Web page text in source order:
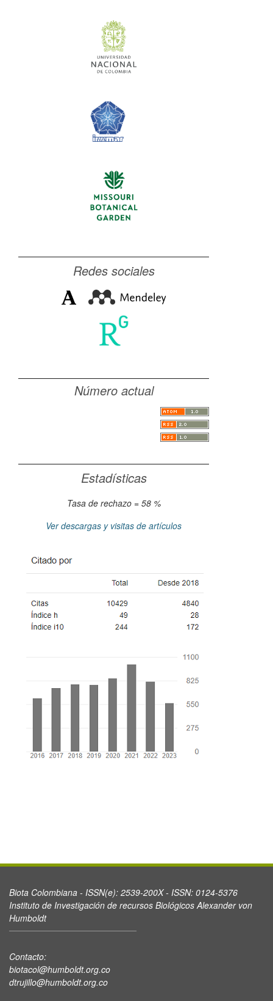
Redes sociales
Número actual
Estadísticas
Tasa de rechazo = 58 %
Ver descargas y visitas de artículos
Biota Colombiana - ISSN(e): 2539-200X - ISSN: 0124-5376
Instituto de Investigación de recursos Biológicos Alexander von
Humboldt
Contacto:
biotacol@humboldt.org.co
dtrujillo@humboldt.org.co